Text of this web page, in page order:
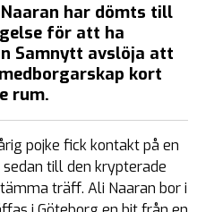
har dömts till
för att ha
Samnytt avslöja att
kort
rum.
pojke fick kontakt på en
till den krypterade
träff. Ali Naaran bor i